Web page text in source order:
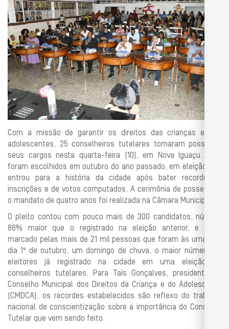
Com a missão de garantir os direitos das crianças e dos
adolescentes, 25 conselheiros tutelares tomaram posse de
seus cargos nesta quarta-feira (10), em Nova Iguaçu. Eles
foram escolhidos em outubro do ano passado, em eleição que
entrou para a história da cidade após bater recorde de
inscrições e de votos computados. A cerimônia de posse para
o mandato de quatro anos foi realizada na Câmara Municipal.
O pleito contou com pouco mais de 300 candidatos, número
88% maior que o registrado na eleição anterior, e ficou
marcado pelas mais de 21 mil pessoas que foram às urnas no
dia 1º de outubro, um domingo de chuva, o maior número de
eleitores já registrado na cidade em uma eleição de
conselheiros tutelares. Para Taís Gonçalves, presidente do
Conselho Municipal dos Direitos da Criança e do Adolescente
(CMDCA), os recordes estabelecidos são reflexo do trabalho
nacional de conscientização sobre a importância do Conselho
Tutelar que vem sendo feito.